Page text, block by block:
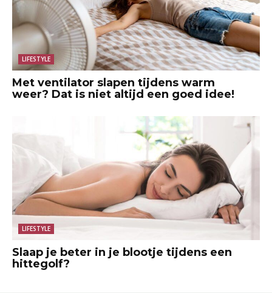
LIFESTYLE
Met ventilator slapen tijdens warm
weer? Dat is niet altijd een goed idee!
LIFESTYLE
Slaap je beter in je blootje tijdens een
hittegolf?